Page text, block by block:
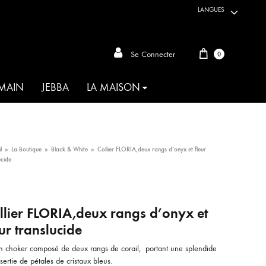
LANGUES
Se Connecter Panier
0
D’HABIBA
JEBBA LA MAISON
» La Boutique » Black & White » Collier FLORIA,deux rangs d’onyx et fleur
FLORIA,deux rangs d’onyx et
translucide
choker composé de deux rangs de corail, portant une splendide
de pétales de cristaux bleus.